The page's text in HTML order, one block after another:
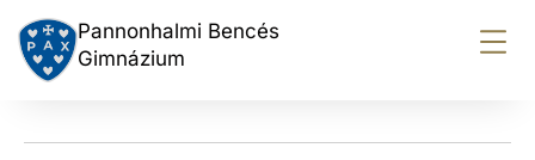
Pannonhalmi Bencés
Gimnázium